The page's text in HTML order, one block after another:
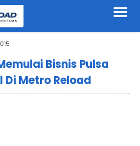
Bisnis Pulsa
Metro Reload